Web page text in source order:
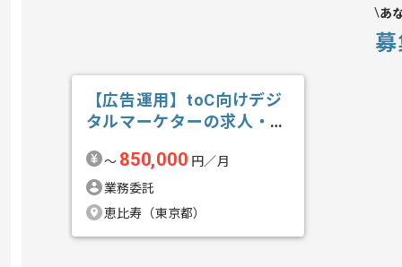
あ
【広告運用】toC向けデジ
タルマーケターの求人・案
〜 850,000 円／月
業務委託
恵比寿（東京都）